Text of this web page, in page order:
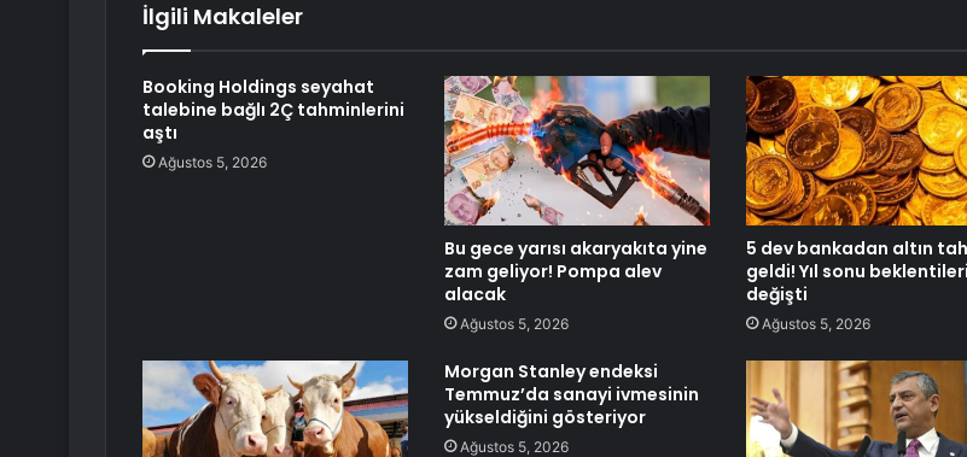
İlgili Makaleler
Booking Holdings seyahat
talebine bağlı 2Ç tahminlerini
aştı
Ağustos 5, 2026
Bu gece yarısı akaryakıta yine
zam geliyor! Pompa alev
alacak
Ağustos 5, 2026
5 dev bankadan altın
geldi! Yıl sonu beklentileri
değişti
Ağustos 5, 2026
Morgan Stanley endeksi
Temmuz’da sanayi ivmesinin
yükseldiğini gösteriyor
Ağustos 5, 2026